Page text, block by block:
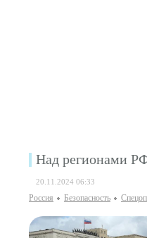
Над регионами
20.11.2024 06:33
Россия Безопаcность